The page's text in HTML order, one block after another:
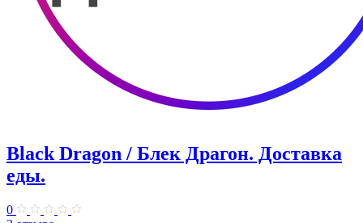
Black Dragon / Блек Драгон. Доставка
еды.
0